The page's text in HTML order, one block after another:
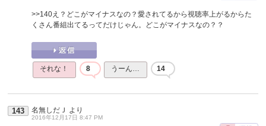
>>140え？どこがマイナスなの？愛されてるから視聴率上がるからた
くさん番組出てるってだけじゃん。どこがマイナスなの？？
それな！ 8 うーん… 14
143 名無しだＪ より
2016年12月17日 8:47 PM